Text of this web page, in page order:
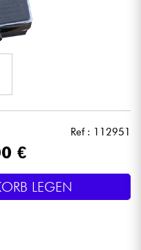
Ref : 112951
€
LEGEN